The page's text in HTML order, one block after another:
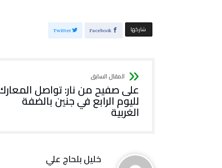
‫‫ شاركها‬ Facebook
Twitter
على صفيح من نار: تواصل
لليوم الرابع في جنين بالضفة
الغربية
خليل‭ ‬بلحاج‭ ‬علي